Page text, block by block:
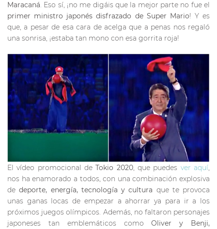
Maracaná. Eso sí, ¡no me digáis que la mejor parte no fue el
primer ministro japonés disfrazado de Super Mario! Y es
que, a pesar de esa cara de acelga que a penas nos regaló
una sonrisa, ¡estaba tan mono con esa gorrita roja!
El vídeo promocional deTokio 2020, que puedes ver aquí,
nos ha enamorado a todos, con una combinación explosiva
dedeporte, energía, tecnología y cultura que te provoca
unas ganas locas de empezar a ahorrar ya para ir a los
próximos juegos olímpicos. Además, no faltaron personajes
japoneses tan emblemáticos comoOliver y Benji,